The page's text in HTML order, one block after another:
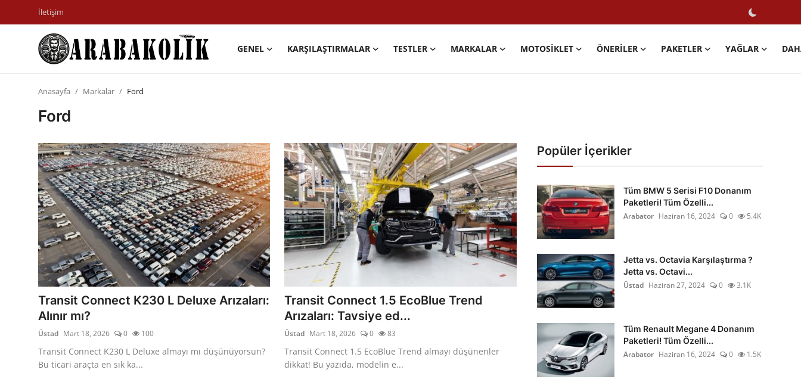
İletişim
GENEL KARŞILAŞTIRMALAR TESTLER MARKALAR MOTOSIKLET ÖNERILER PAKETLER YAĞLAR
Testler
Markalar
Motosiklet
Öneriler
Paketler
Oto Bilgi
Anasayfa Markalar Ford
Ford
Transit Connect K230 L Deluxe Arızaları:
Alınır mı?
Üstad Mart 18, 2026 0 100
Transit Connect K230 L Deluxe almayı mı düşünüyorsun?
Bu ticari araçta en sık ka...
Transit Connect 1.5 EcoBlue Trend
Arızaları: Tavsiye ed...
Üstad Mart 18, 2026 0 83
Transit Connect 1.5 EcoBlue Trend almayı düşünenler
dikkat! Bu yazıda, modelin e...
Popüler İçerikler
Tüm BMW 5 Serisi F10 Donanım
Paketleri! Tüm Özelli...
Arabator Haziran 16, 2024 0 5.4K
Jetta vs. Octavia Karşılaştırma ?
Jetta vs. Octavi...
Üstad Haziran 27, 2024 0 3.1K
Tüm Renault Megane 4 Donanım
Paketleri! Tüm Özelli...
Arabator Haziran 16, 2024 0 1.5K